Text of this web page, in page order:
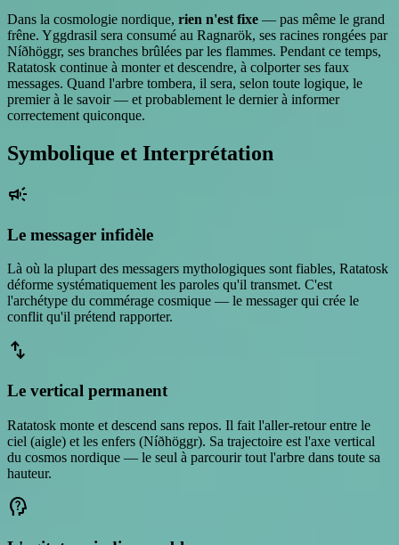
Dans la cosmologie nordique, rien n'est fixe — pas même le grand
frêne. Yggdrasil sera consumé au Ragnarök, ses racines rongées par
Níðhöggr, ses branches brûlées par les flammes. Pendant ce temps,
Ratatosk continue à monter et descendre, à colporter ses faux
messages. Quand l'arbre tombera, il sera, selon toute logique, le
premier à le savoir — et probablement le dernier à informer
correctement quiconque.
Symbolique et Interprétation
campaign
Le messager infidèle
Là où la plupart des messagers mythologiques sont fiables, Ratatosk
déforme systématiquement les paroles qu'il transmet. C'est
l'archétype du commérage cosmique — le messager qui crée le
conflit qu'il prétend rapporter.
swap_vert
Le vertical permanent
Ratatosk monte et descend sans repos. Il fait l'aller-retour entre le
ciel (aigle) et les enfers (Níðhöggr). Sa trajectoire est l'axe vertical
du cosmos nordique — le seul à parcourir tout l'arbre dans toute sa
hauteur.
psychology_alt